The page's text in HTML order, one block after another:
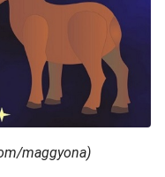
maggyona)